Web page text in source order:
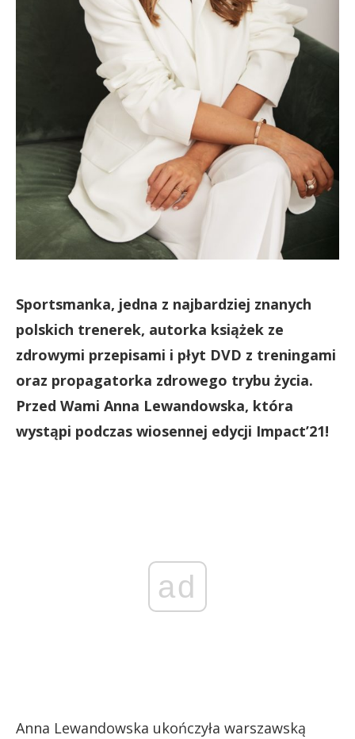
Sportsmanka, jedna z najbardziej znanych
polskich trenerek, autorka książek ze
zdrowymi przepisami i płyt DVD z treningami
oraz propagatorka zdrowego trybu życia.
Przed Wami Anna Lewandowska, która
wystąpi podczas wiosennej edycji Impact’21!
ad
Anna Lewandowska ukończyła warszawską